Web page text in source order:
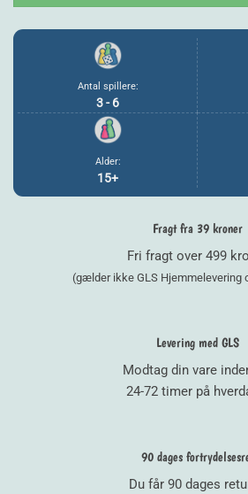
Antal spillere:
3 - 6
Alder:
15+
Fragt fra 39 kroner
Fri fragt over 499
(gælder ikke GLS Hjemmelevering
Levering med GLS
Modtag din vare
24-72 timer på
90 dages
Du får 90 dages